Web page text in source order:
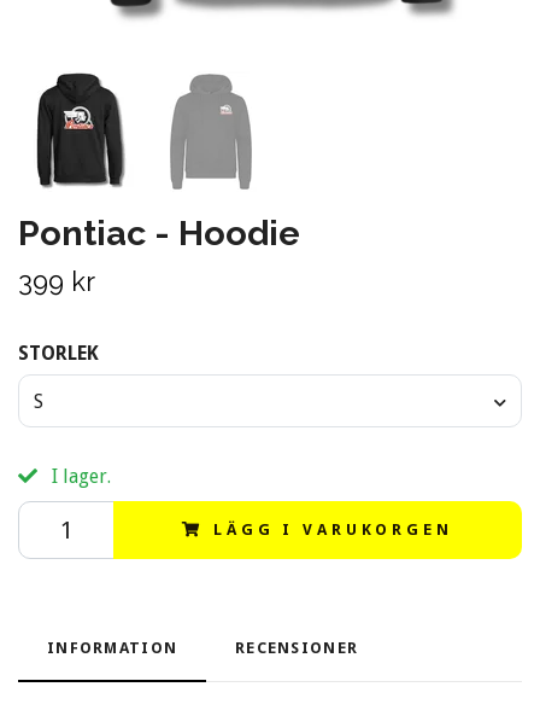
Pontiac - Hoodie
399 kr
STORLEK
S
I lager.
LÄGG I VARUKORGEN
INFORMATION RECENSIONER